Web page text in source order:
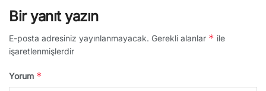
Bir yanıt yazın
E-posta adresiniz yayınlanmayacak. Gerekli alanlar * ile
işaretlenmişlerdir
Yorum *